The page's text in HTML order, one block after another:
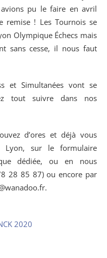
pu le faire en avril
remise ! Les Tournois se
Olympique Échecs mais
sans cesse, il nous faut
et Simultanées vont se
tout suivre dans nos
d’ores et déjà vous
Lyon, sur le formulaire
dédiée, ou en nous
28 85 87) ou encore par
2020